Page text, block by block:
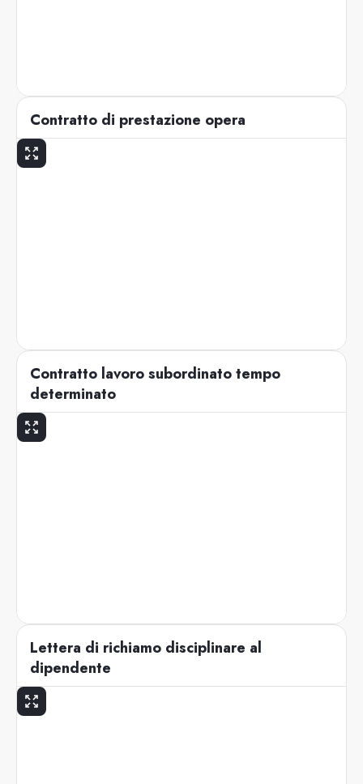
Contratto di prestazione opera
Contratto lavoro subordinato tempo
determinato
Lettera di richiamo disciplinare al
dipendente